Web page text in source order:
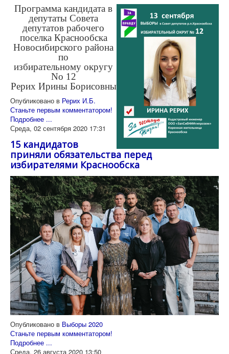
Программа кандидата в
депутаты Совета
депутатов рабочего
поселка Краснообска
Новосибирского района
по
избирательному округу
No 12
Рерих Ирины Борисовны
Опубликовано в Рерих И.Б.
Станьте первым комментатором!
Подробнее ...
Среда, 02 сентября 2020 17:31
15 кандидатов
приняли обязательства перед
избирателями Краснообска
Опубликовано в Выборы 2020
Станьте первым комментатором!
Подробнее ...
Среда, 26 августа 2020 13:50